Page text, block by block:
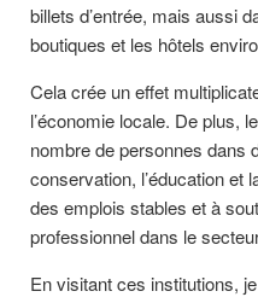
billets d’entrée, mais aussi
boutiques et les hôtels
Cela crée un effet
l’économie locale. De plus,
nombre de personnes dans
conservation, l’éducation et
des emplois stables et à
professionnel dans le
En visitant ces institutions,